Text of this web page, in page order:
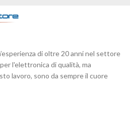
di oltre 20 anni nel settore
l'elettronica di qualità, ma
lavoro, sono da sempre il cuore